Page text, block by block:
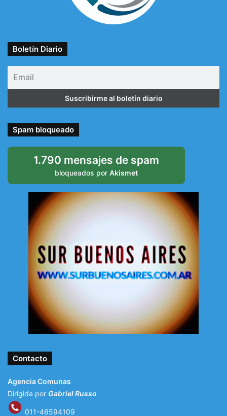
Boletín Diario
Spam bloqueado
1.790 mensajes de spam
bloqueados por Akismet
Contacto
Agencia Comunas
Dirigida por Gabriel Russo
011-46594109